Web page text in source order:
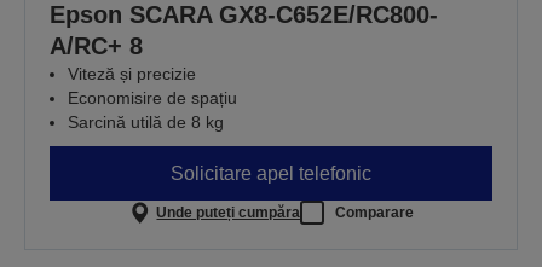
Epson SCARA GX8-C652E/RC800-
A/RC+ 8
Viteză și precizie
Economisire de spațiu
Sarcină utilă de 8 kg
Solicitare apel telefonic
Unde puteți cumpăra Comparare